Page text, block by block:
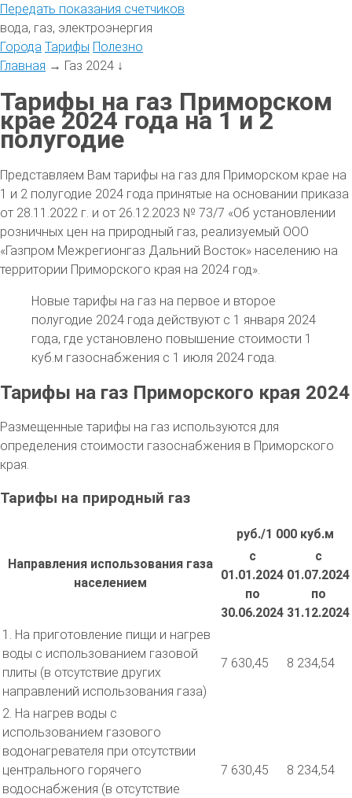
Передать показания счетчиков
вода, газ, электроэнергия
Города Тарифы Полезно
Главная → Газ 2024 ↓
Тарифы на газ Приморском
крае 2024 года на 1 и 2
полугодие
Представляем Вам тарифы на газ для Приморском крае на
1 и 2 полугодие 2024 года принятые на основании приказа
от 28.11.2022 г. и от 26.12.2023 № 73/7 «Об установлении
розничных цен на природный газ, реализуемый ООО
«Газпром Межрегионгаз Дальний Восток» населению на
территории Приморского края на 2024 год».
Новые тарифы на газ на первое и второе
полугодие 2024 года действуют с 1 января 2024
года, где установлено повышение стоимости 1
куб.м газоснабжения с 1 июля 2024 года.
Тарифы на газ Приморского края 2024
Размещенные тарифы на газ используются для
определения стоимости газоснабжения в Приморского
края.
Тарифы на природный газ
Направления использования газа
населением
руб./1 000 куб.м
с
01.01.2024
по
30.06.2024
с
01.07.2024
по
31.12.2024
1. На приготовление пищи и нагрев
воды с использованием газовой
плиты (в отсутствие других
направлений использования газа)
7 630,45 8 234,54
2. На нагрев воды с
использованием газового
водонагревателя при отсутствии
центрального горячего
водоснабжения (в отсутствие
7 630,45 8 234,54